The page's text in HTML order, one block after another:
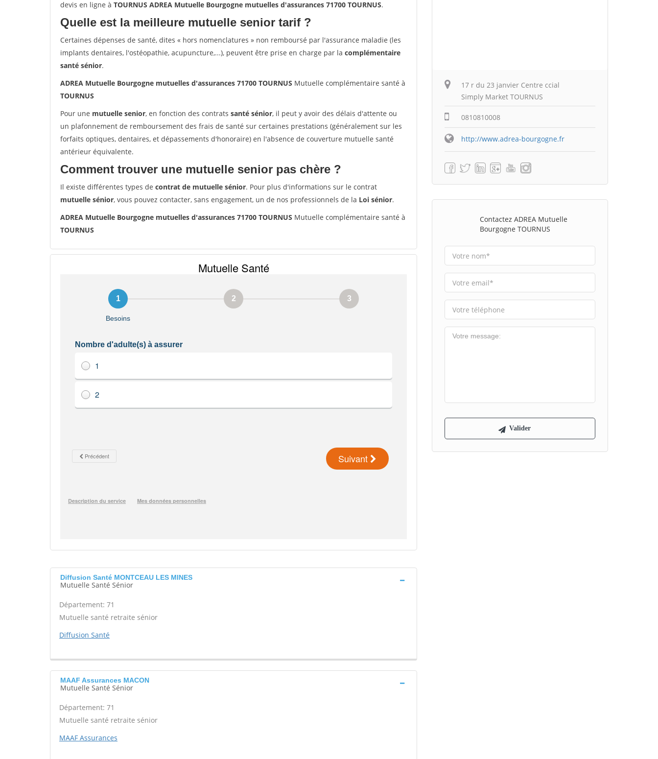
devis en ligne à TOURNUS ADREA Mutuelle Bourgogne mutuelles d'assurances 71700 TOURNUS.
Quelle est la meilleure mutuelle senior tarif ?
Certaines dépenses de santé, dites « hors nomenclatures » non remboursé par l'assurance maladie (les
implants dentaires, l'ostéopathie, acupuncture,...), peuvent être prise en charge par la complémentaire
santé sénior.
ADREA Mutuelle Bourgogne mutuelles d'assurances 71700 TOURNUS Mutuelle complémentaire santé à
TOURNUS
Pour une mutuelle senior, en fonction des contrats santé sénior, il peut y avoir des délais d'attente ou
un plafonnement de remboursement des frais de santé sur certaines prestations (généralement sur les
forfaits optiques, dentaires, et dépassements d'honoraire) en l'absence de couverture mutuelle santé
antérieur équivalente.
Comment trouver une mutuelle senior pas chère ?
Il existe différentes types de contrat de mutuelle sénior. Pour plus d'informations sur le contrat
mutuelle sénior, vous pouvez contacter, sans engagement, un de nos professionnels de la Loi sénior.
ADREA Mutuelle Bourgogne mutuelles d'assurances 71700 TOURNUS Mutuelle complémentaire santé à
TOURNUS
Diffusion Santé MONTCEAU LES MINES
Mutuelle Santé Sénior
Département: 71
Mutuelle santé retraite sénior
Diffusion Santé
MAAF Assurances MACON
Mutuelle Santé Sénior
Département: 71
Mutuelle santé retraite sénior
MAAF Assurances
17 r du 23 janvier Centre ccial
Simply Market TOURNUS
0810810008
http://www.adrea-bourgogne.fr
Contactez ADREA Mutuelle
Bourgogne TOURNUS